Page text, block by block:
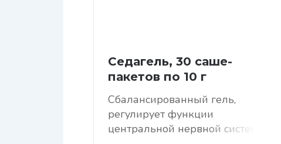
Седагель, 30 саше-
пакетов по 10 г
Сбалансированный гель,
регулирует функции
центральной нервной системы